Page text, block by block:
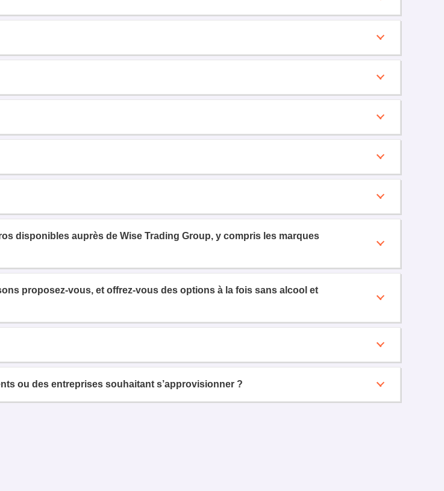
disponibles auprès de Wise Trading Group, y compris les marques
proposez-vous, et offrez-vous des options à la fois sans alcool et
ou des entreprises souhaitant s’approvisionner ?